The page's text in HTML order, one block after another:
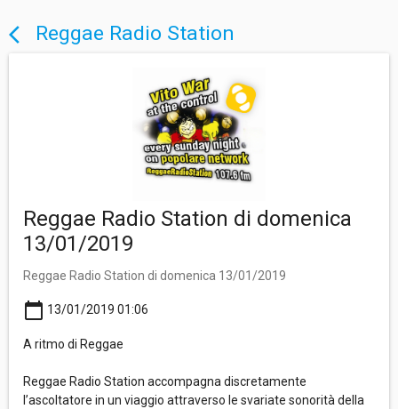
arrow_back_ios Reggae Radio Station
Reggae Radio Station di domenica
13/01/2019
Reggae Radio Station di domenica 13/01/2019
calendar_today 13/01/2019 01:06
A ritmo di Reggae
Reggae Radio Station accompagna discretamente
l’ascoltatore in un viaggio attraverso le svariate sonorità della